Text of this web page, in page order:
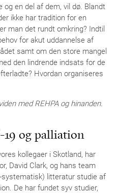
og en del af dem, vil dø. Blandt
ikke har tradition for en
man det rundt omkring? Indtil
for akut uddannelse af
samt om den store mangel
den lindrende indsats for de
Hvordan organiseres
med REHPA og hinanden.
19 og palliation
kollegaer i Skotland, har
David Clark, og hans team
litteratur studie af
De har fundet syv studier,